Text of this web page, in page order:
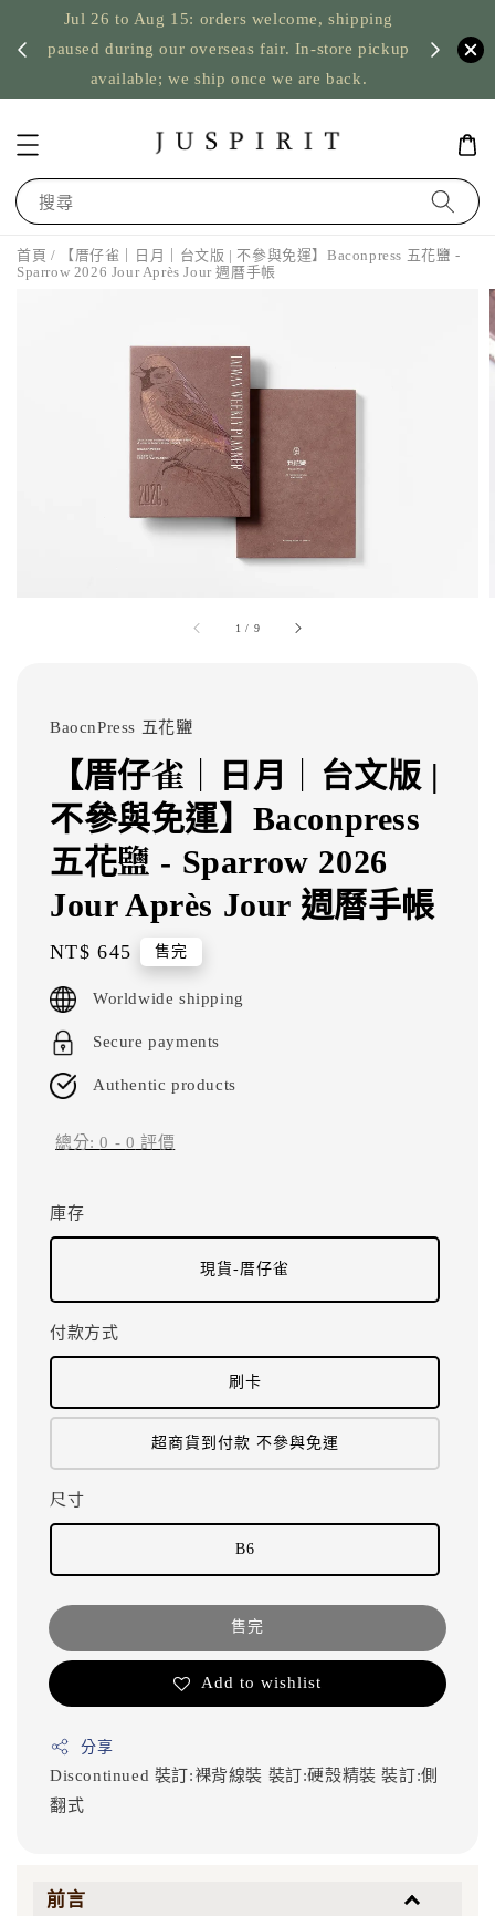
Jul 26 to Aug 15: orders welcome, shipping
paused during our overseas fair. In-store pickup
available; we ship once we are back.
US
搜尋
首頁 / 【厝仔雀｜日月｜台文版 | 不參與免運】Baconpress 五花鹽 -
Sparrow 2026 Jour Après Jour 週曆手帳
1 / 9
BaocnPress 五花鹽
【厝仔雀｜日月｜台文版 |
不參與免運】Baconpress
五花鹽 - Sparrow 2026
Jour Après Jour 週曆手帳
Regular
price
NT$ 645 售完
Worldwide shipping
Secure payments
Authentic products
總分:0 - 0 評價
庫存
現貨-厝仔雀
付款方式
刷卡
超商貨到付款 不參與免運
尺寸
B6
售完
Add to wishlist
分享
Discontinued 裝訂:裸背線裝 裝訂:硬殼精裝裝訂:側
翻式
前言